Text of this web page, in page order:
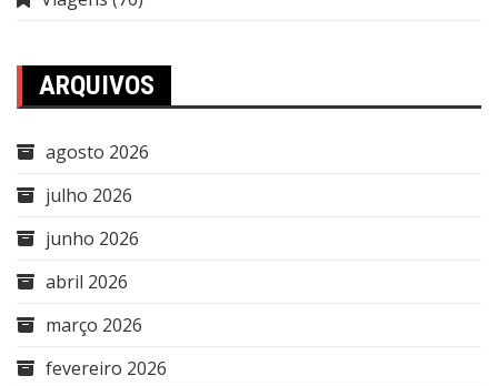
ARQUIVOS
agosto 2026
julho 2026
junho 2026
abril 2026
março 2026
fevereiro 2026